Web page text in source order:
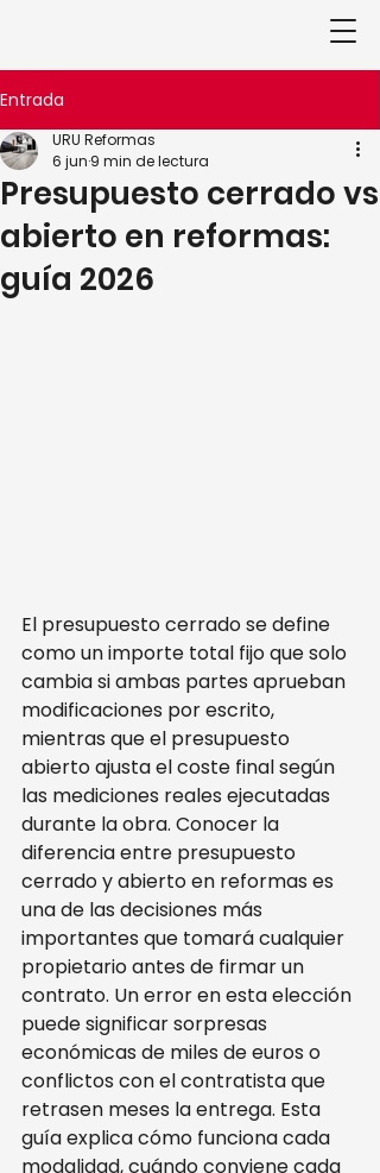
Entrada
Presupuesto cerrado vs
abierto en reformas:
guía 2026
URU Reformas
6 jun 9 min de lectura
El presupuesto cerrado se define
como un importe total fijo que solo
cambia si ambas partes aprueban
modificaciones por escrito,
mientras que el presupuesto
abierto ajusta el coste final según
las mediciones reales ejecutadas
durante la obra. Conocer la
diferencia entre presupuesto
cerrado y abierto en reformas es
una de las decisiones más
importantes que tomará cualquier
propietario antes de firmar un
contrato. Un error en esta elección
puede significar sorpresas
económicas de miles de euros o
conflictos con el contratista que
retrasen meses la entrega. Esta
guía explica cómo funciona cada
modalidad, cuándo conviene cada